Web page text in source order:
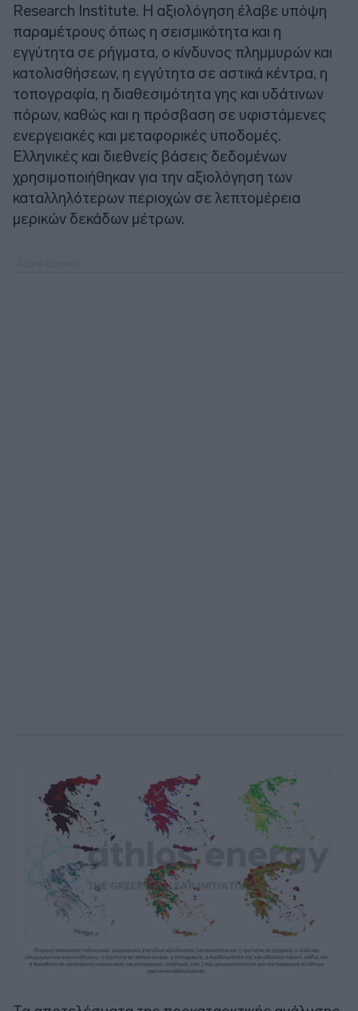
Research Institute. Η αξιολόγηση έλαβε υπόψη
παραμέτρους όπως η σεισμικότητα και η
εγγύτητα σε ρήγματα, ο κίνδυνος πλημμυρών και
κατολισθήσεων, η εγγύτητα σε αστικά κέντρα, η
τοπογραφία, η διαθεσιμότητα γης και υδάτινων
πόρων, καθώς και η πρόσβαση σε υφιστάμενες
ενεργειακές και μεταφορικές υποδομές.
Ελληνικές και διεθνείς βάσεις δεδομένων
χρησιμοποιήθηκαν για την αξιολόγηση των
καταλληλότερων περιοχών σε λεπτομέρεια
μερικών δεκάδων μέτρων.